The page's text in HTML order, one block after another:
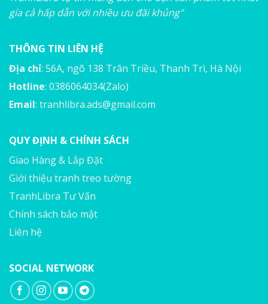
gía cả hấp dẫn với nhiều ưu đãi khủng"
THÔNG TIN LIÊN HỆ
Địa chỉ: 56A, ngõ 138 Trân Triều, Thanh Trì, Hà Nội
Hotline: 0386064034(Zalo)
Email: tranhlibra.ads@gmail.com
QUY ĐỊNH & CHÍNH SÁCH
Giao Hàng & Lắp Đặt
Giới thiệu tranh treo tường
TranhLibra Tư Vấn
Chính sách bảo mật
Liên hệ
SOCIAL NETWORK